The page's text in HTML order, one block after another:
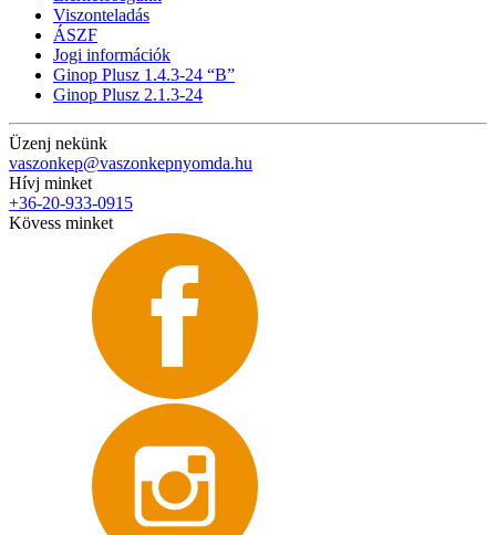
Viszonteladás
ÁSZF
Jogi információk
Ginop Plusz 1.4.3-24 “B”
Ginop Plusz 2.1.3-24
Üzenj nekünk
vaszonkep@vaszonkepnyomda.hu
Hívj minket
+36-20-933-0915
Kövess minket